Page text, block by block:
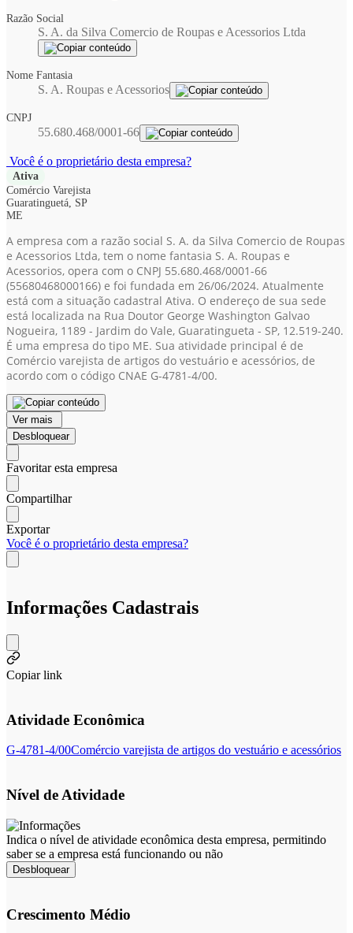
Razão Social
S. A. da Silva Comercio de Roupas e Acessorios Ltda
Nome Fantasia
S. A. Roupas e Acessorios
CNPJ
55.680.468/0001-66
Você é o proprietário desta empresa?
Ativa
Comércio Varejista
Guaratinguetá, SP
ME
A empresa com a razão social S. A. da Silva Comercio de Roupas
e Acessorios Ltda, tem o nome fantasia S. A. Roupas e
Acessorios, opera com o CNPJ 55.680.468/0001-66
(55680468000166) e foi fundada em 26/06/2024. Atualmente
está com a situação cadastral Ativa. O endereço de sua sede
está localizada na Rua Doutor George Washington Galvao
Nogueira, 1189 - Jardim do Vale, Guaratingueta - SP, 12.519-240.
É uma empresa do tipo ME. Sua atividade principal é de
Comércio varejista de artigos do vestuário e acessórios, de
acordo com o código CNAE G-4781-4/00.
Ver mais
Desbloquear
Favoritar esta empresa
Compartilhar
Exportar
Você é o proprietário desta empresa?
Informações Cadastrais
Copiar link
Atividade Econômica
G-4781-4/00Comércio varejista de artigos do vestuário e acessórios
Nível de Atividade
Indica o nível de atividade econômica desta empresa, permitindo
saber se a empresa está funcionando ou não
Desbloquear
Crescimento Médio